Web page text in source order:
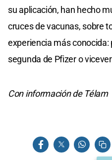
su aplicación, han hecho
cruces de vacunas, sobre
experiencia más
segunda de Pfizer o
Con información de Télam